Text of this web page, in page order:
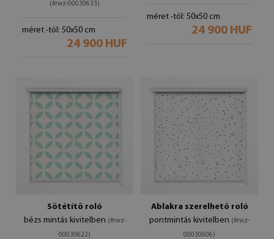
(#rwz-00030633)
méret -tól: 50x50 cm
24 900 HUF
méret -tól: 50x50 cm
24 900 HUF
Sötétítő roló
bézs mintás kivitelben (#rwz-
00030622)
Ablakra szerelhető roló
pontmintás kivitelben (#rwz-
00030606)